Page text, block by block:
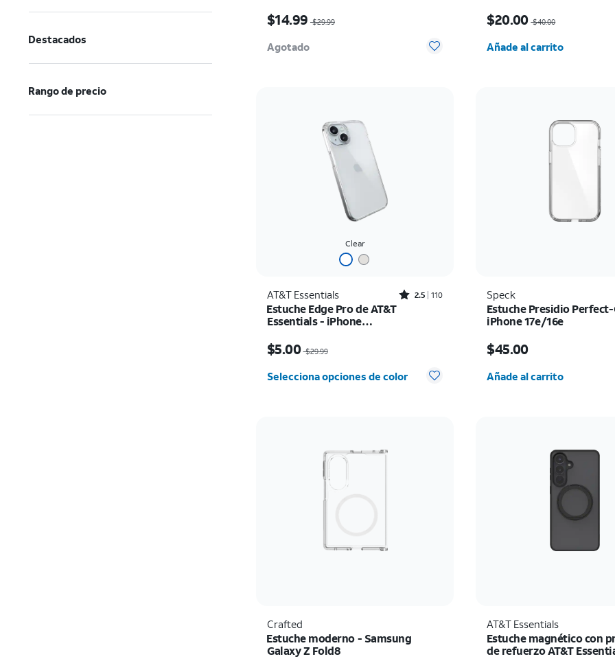
Destacados
Rango de precio
$14.99 $29.99
Agotado
$20.00 $40.00
Cantidad seleccionada:
Añade al carrito
Clear
AT&T Essentials Rated2.5out of 5 stars with110reviews
2.5 110
Estuche Edge Pro de AT&T
Essentials - iPhone
$5.00 $29.99
Selecciona opciones de color
Speck
Estuche Presidio
iPhone 17e/16e
$45.00
Cantidad seleccionada:
Añade al carrito
Crafted
Estuche moderno - Samsung
Galaxy Z Fold8
AT&T Essentials
Estuche magnético con
de refuerzo AT&T